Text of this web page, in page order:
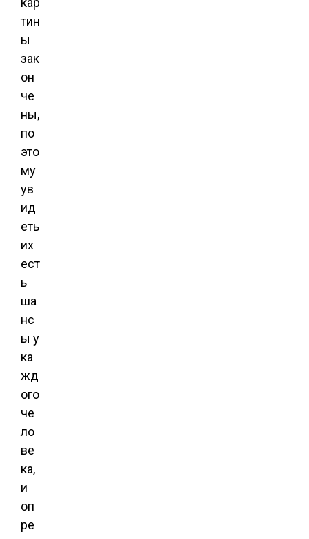
тин
ы
зак
он
че
ны,
по
это
му
ув
ид
еть
их
ест
ь
ша
нс
ы у
ка
жд
ого
че
ло
ве
ка,
и
оп
ре